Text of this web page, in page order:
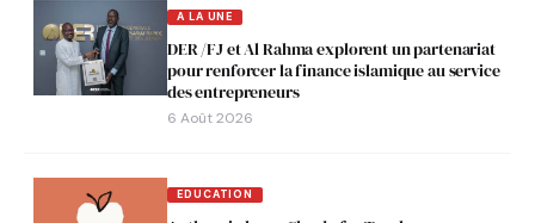
A LA UNE
DER /FJ et Al Rahma explorent un partenariat
pour renforcer la finance islamique au service
des entrepreneurs
6 Août 2026
EDUCATION